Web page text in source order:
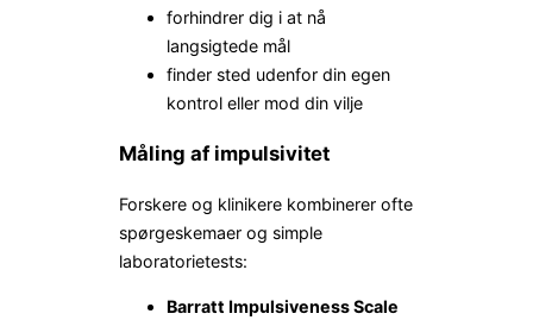
forhindrer dig i at nå
langsigtede mål
finder sted udenfor din egen
kontrol eller mod din vilje
Måling af impulsivitet
Forskere og klinikere kombinerer ofte
spørgeskemaer og simple
laboratorietests:
Barratt Impulsiveness Scale